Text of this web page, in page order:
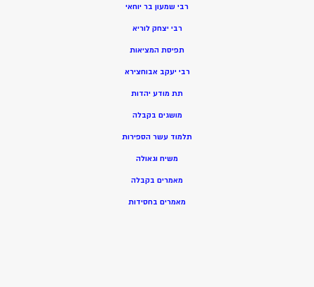
רבי שמעון בר יוחאי
רבי יצחק לוריא
תפיסת המציאות
רבי יעקב אבוחצירא
תת מודע יהדות
מושגים בקבלה
תלמוד עשר הספירות
משיח וגאולה
מאמרים בקבלה
מאמרים בחסידות